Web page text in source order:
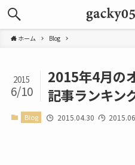
ホーム Blog
2015年4月の
記事ランキン
2015
6/10
Blog 2015.04.30